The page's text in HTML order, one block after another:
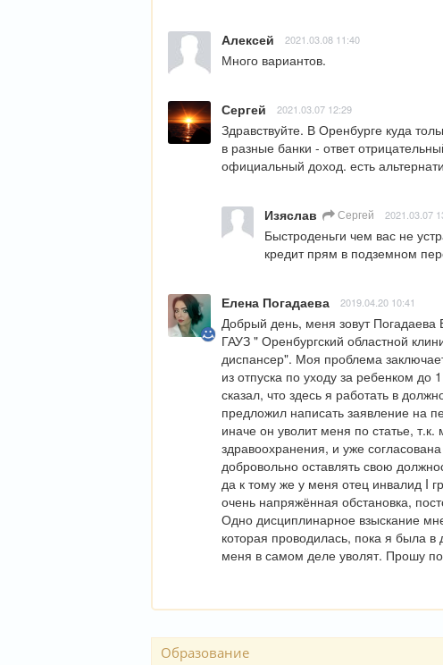
Алексей 2021.03.08 11:40
Много вариантов.
Сергей 2021.03.07 12:29
Здравствуйте. В Оренбурге куда
в разные банки - ответ
официальный доход. есть
Изяслав Сергей 2021.03.07
Быстроденьги чем вас не
кредит прям в подземном
Елена Погадаева 2019.04.20 10:41
Добрый день, меня зовут
ГАУЗ " Оренбургский областной
диспансер". Моя проблема
из отпуска по уходу за ребенком до
сказал, что здесь я работать в
предложил написать заявление на
иначе он уволит меня по статье,
здравоохранения, и уже
добровольно оставлять свою
да к тому же у меня отец инвалид I
очень напряжённая обстановка,
Одно дисциплинарное взыскание
которая проводилась, пока я была
меня в самом деле уволят. Прошу
Образование